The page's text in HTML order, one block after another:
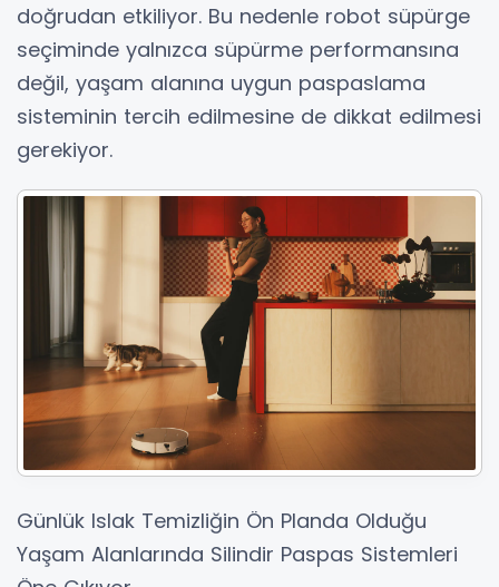
doğrudan etkiliyor. Bu nedenle robot süpürge
seçiminde yalnızca süpürme performansına
değil, yaşam alanına uygun paspaslama
sisteminin tercih edilmesine de dikkat edilmesi
gerekiyor.
Günlük Islak Temizliğin Ön Planda Olduğu
Yaşam Alanlarında Silindir Paspas Sistemleri